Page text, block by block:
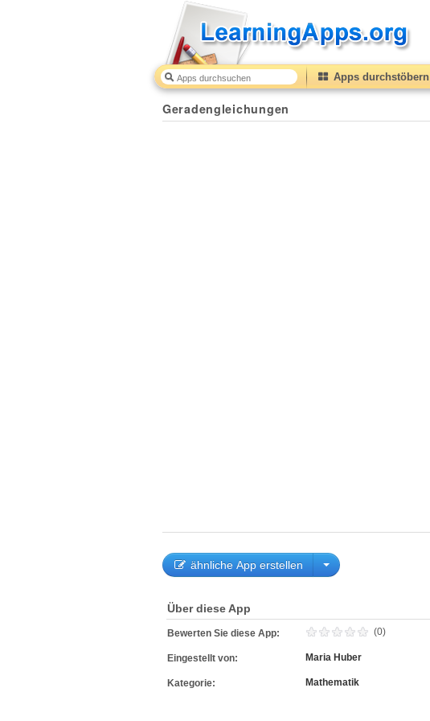
Apps durchstöbern
Geradengleichungen
ähnliche App erstellen
Über diese App
Bewerten Sie diese App: (0)
Eingestellt von: Maria Huber
Kategorie: Mathematik